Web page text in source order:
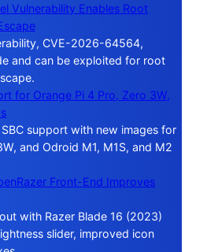
Vulnerability Enables Root
CVE-2026-64564,
and can be exploited for root
for Orange Pi 4 Pro, Zero 3W,
support with new images for
and Odroid M1, M1S, and M2
Front-End Improves
with Razer Blade 16 (2023)
slider, improved icon